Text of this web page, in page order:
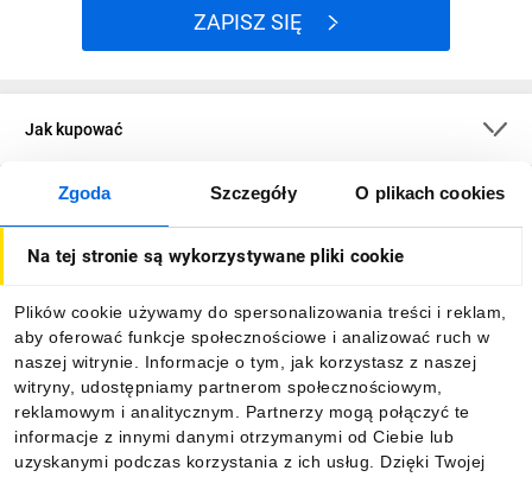
Zgoda Szczegóły O plikach cookies
Na tej stronie są wykorzystywane pliki cookie
Plików cookie używamy do spersonalizowania treści i reklam,
aby oferować funkcje społecznościowe i analizować ruch w
naszej witrynie. Informacje o tym, jak korzystasz z naszej
witryny, udostępniamy partnerom społecznościowym,
reklamowym i analitycznym. Partnerzy mogą połączyć te
informacje z innymi danymi otrzymanymi od Ciebie lub
uzyskanymi podczas korzystania z ich usług. Dzięki Twojej
ZAPISZ SIĘ
Jak kupować
O firmie
Informacje
Pobierz naszą aplikację mobilną: